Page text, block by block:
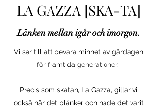
LA GAZZA [SKA-TA]
Länken mellan igår och imorgon.
Vi ser till att bevara minnet av gårdagen
för framtida generationer.
Precis som skatan, La Gazza, gillar vi
också när det blänker och hade det varit